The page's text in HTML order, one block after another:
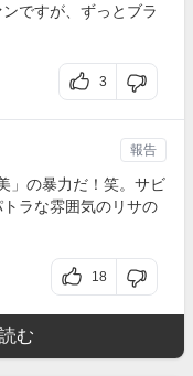
ですが、ずっとブラ
3
」の暴力だ！笑。サビ
ラな雰囲気のリサの
18
報告
む